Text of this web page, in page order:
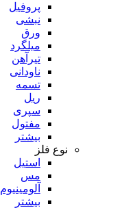
پروفیل
نبشی
ورق
میلگرد
تیرآهن
ناودانی
تسمه
ریل
سپری
مفتول
بیشتر
نوع فلز
استیل
مس
آلومینیوم
بیشتر